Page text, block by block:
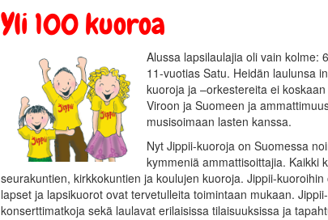
Yli 100 kuoroa
Alussa lapsilaulajia oli vain kolme:
11-vuotias Satu. Heidän laulunsa
kuoroja ja –orkestereita ei
Viroon ja Suomeen ja
musisoimaan lasten kanssa.
Nyt Jippii-kuoroja on Suomessa
kymmeniä ammattisoittajia. Kaikki
seurakuntien, kirkkokuntien ja koulujen kuoroja. Jippii-
lapset ja lapsikuorot ovat tervetulleita toimintaan mukaan.
konserttimatkoja sekä laulavat erilaisissa tilaisuuksissa ja